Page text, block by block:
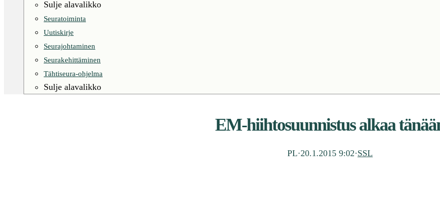
Sulje alavalikko
Seuratoiminta
Uutiskirje
Seurajohtaminen
Seurakehittäminen
Tähtiseura-ohjelma
Sulje alavalikko
EM-hiihtosuunnistus alkaa
PL·20.1.2015 9:02·SSL